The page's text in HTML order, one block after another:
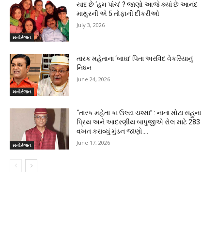
મનોરંજન
યાદ છે ‘હમ પાંચ’ ? જાણો આજે ક્યાં છે આનંદ
માથુરની એ 5 તોફાની દીકરીઓ
July 3, 2026
મનોરંજન
તારક મહેતાના ‘બાઘા’ પિતા અરવિંદ વેકરિયાનું
નિધન
June 24, 2026
મનોરંજન
“તારક મહેતા કા ઉલ્ટા ચશ્મા” : નાના મોટા સહુના
પ્રિય અને આદરણીય બાપુજીએ રોલ માટે 283
વખત કરાવ્યું મુંડન જાણો….
June 17, 2026